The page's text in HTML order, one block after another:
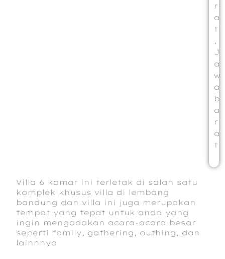
r
a
t
,
J
a
w
a
b
a
r
a
t
Villa 6 kamar ini terletak di salah satu
komplek khusus villa di lembang
bandung dan villa ini juga merupakan
tempat yang tepat untuk anda yang
ingin mengadakan acara-acara besar
seperti family, gathering, outhing, dan
lainnnya